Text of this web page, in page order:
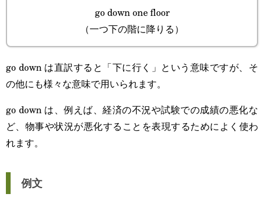
go down one floor
（一つ下の階に降りる）
go down は直訳すると「下に行く」という意味ですが、そ
の他にも様々な意味で用いられます。
go down は、例えば、経済の不況や試験での成績の悪化な
ど、物事や状況が悪化することを表現するためによく使わ
れます。
例文